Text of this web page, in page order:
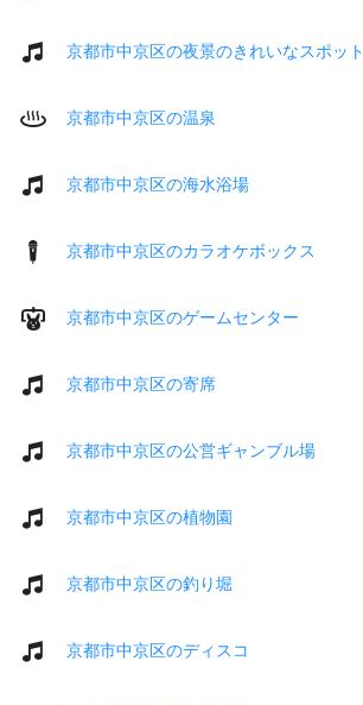
京都市中京区の夜景のきれいなスポット
京都市中京区の温泉
京都市中京区の海水浴場
京都市中京区のカラオケボックス
京都市中京区のゲームセンター
京都市中京区の寄席
京都市中京区の公営ギャンブル場
京都市中京区の植物園
京都市中京区の釣り堀
京都市中京区のディスコ